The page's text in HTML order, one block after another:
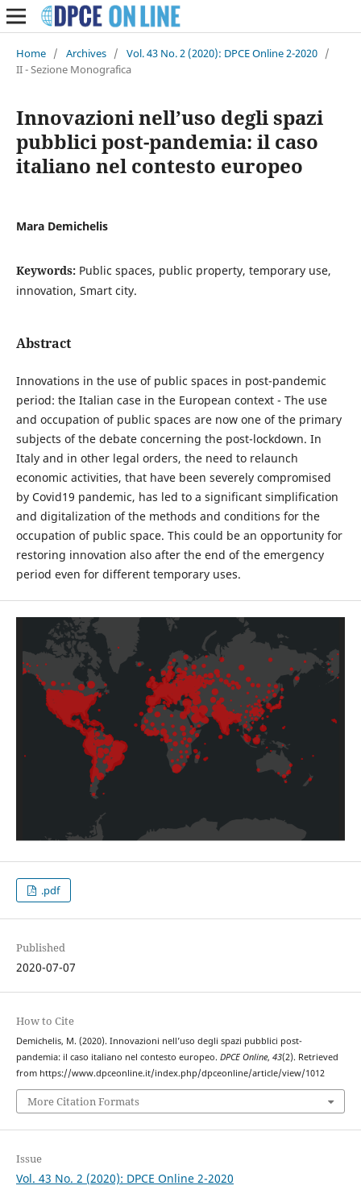
Home / Archives / Vol. 43 No. 2 (2020): DPCE Online 2-2020 /
II - Sezione Monografica
Innovazioni nell’uso degli spazi
pubblici post-pandemia: il caso
italiano nel contesto europeo
Mara Demichelis
Keywords: Public spaces, public property, temporary use,
innovation, Smart city.
Abstract
Innovations in the use of public spaces in post-pandemic
period: the Italian case in the European context - The use
and occupation of public spaces are now one of the primary
subjects of the debate concerning the post-lockdown. In
Italy and in other legal orders, the need to relaunch
economic activities, that have been severely compromised
by Covid19 pandemic, has led to a significant simplification
and digitalization of the methods and conditions for the
occupation of public space. This could be an opportunity for
restoring innovation also after the end of the emergency
period even for different temporary uses.
.pdf
Published
2020-07-07
How to Cite
Demichelis, M. (2020). Innovazioni nell’uso degli spazi pubblici post-
pandemia: il caso italiano nel contesto europeo. DPCE Online, 43(2). Retrieved
from https://www.dpceonline.it/index.php/dpceonline/article/view/1012
More Citation Formats
Issue
Vol. 43 No. 2 (2020): DPCE Online 2-2020